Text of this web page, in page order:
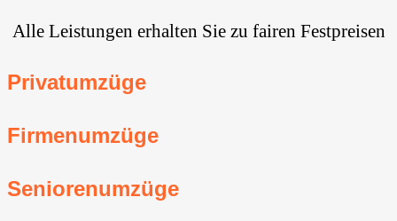
Alle Leistungen erhalten Sie zu fairen Festpreisen
Privatumzüge
Firmenumzüge
Seniorenumzüge